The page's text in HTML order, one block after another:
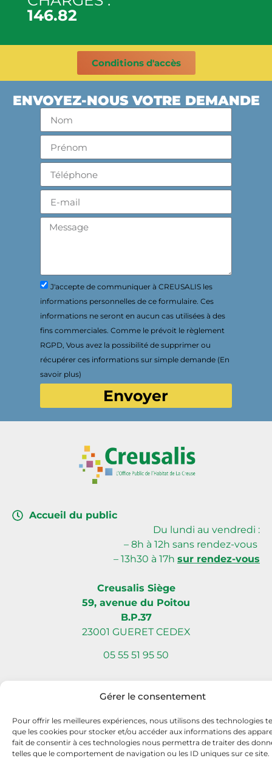
Gérer le consentement
Pour offrir les meilleures expériences, nous utilisons des technologies
que les cookies pour stocker et/ou accéder aux informations des
fait de consentir à ces technologies nous permettra de traiter des
telles que le comportement de navigation ou les ID uniques sur ce site.
146.82
Conditions d'accès
ENVOYEZ-NOUS VOTRE DEMANDE
J'accepte de communiquer à CREUSALIS les
informations personnelles de ce formulaire. Ces
informations ne seront en aucun cas utilisées à des
fins commerciales. Comme le prévoit le règlement
RGPD, Vous avez la possibilité de supprimer ou
récupérer ces informations sur simple demande (En
savoir plus)
Envoyer
Accueil du public
Du lundi au vendredi :
– 8h à 12h sans rendez-vous
– 13h30 à 17h sur rendez-vous
Creusalis Siège
59, avenue du Poitou
B.P.37
23001 GUERET CEDEX
05 55 51 95 50
à Nantes Sud (Vallet)